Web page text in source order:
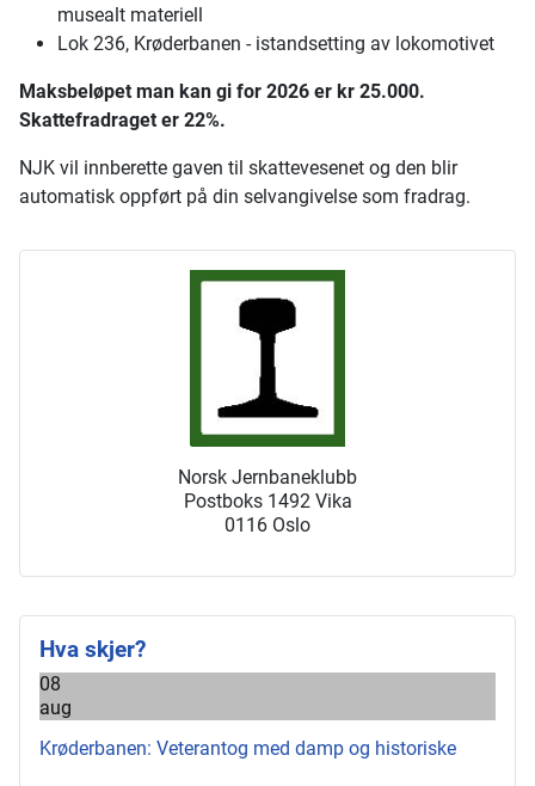
Hva skjer?
08
aug
Krøderbanen: Veterantog med damp og historiske
musealt materiell
Lok 236, Krøderbanen - istandsetting av lokomotivet
Maksbeløpet man kan gi for 2026 er kr 25.000.
Skattefradraget er 22%.
NJK vil innberette gaven til skattevesenet og den blir
automatisk oppført på din selvangivelse som fradrag.
Norsk Jernbaneklubb
Postboks 1492 Vika
0116 Oslo